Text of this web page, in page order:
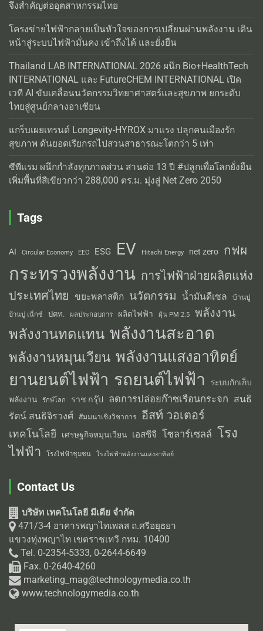
จึงสำคัญต่ออุตสาหกรรมไทย
โครงข่ายไฟฟ้ากลายเป็นหัวใจของการเปลี่ยนผ่านพลังงาน เดิน
หน้าสู่ระบบไฟฟ้ามั่นคง เข้าถึงได้ และยั่งยืน
Thailand LAB INTERNATIONAL 2026 ผนึก Bio+HealthTech
INTERNATIONAL และ FutureCHEM INTERNATIONAL เปิด
เวที AI ขับเคลื่อนนวัตกรรมวิทยาศาสตร์และสุขภาพ ยกระดับ
ไทยสู่ศูนย์กลางอาเซียน
แกร็บเผยเทรนด์ Longevity-HYROX มาแรง ปลุกคนเมืองรัก
สุขภาพ ดันยอดเรียกรถไปสวนสาธารณะโตกว่า 5 เท่า
ซีพีแรม ผนึกกำลังทุกภาคส่วน สานต่อ 13 ปี #ปลูกเพื่อโลกยั่งยืน
เพิ่มพื้นที่สีเขียวกว่า 288,000 ตร.ม. มุ่งสู่ Net Zero 2050
Tags
AI Circular Economy EEC ESG EV Hitachi Energy net zero กฟผ
กระทรวงพลังงาน การไฟฟ้าฝ่ายผลิตแห่ง
ประเทศไทย
ขยะพลาสติก นวัตกรรม น้ำมันดีเซล บ้านปู
บ้านปู เน็กซ์ ปตท. ผลประกอบการ ผลิตไฟฟ้า ฝุ่น PM 2.5 พลังงาน
พลังงานทดแทน พลังงานสะอาด
พลังงานหมุนเวียน พลังงานแสงอาทิตย์
ยานยนต์ไฟฟ้า รถยนต์ไฟฟ้า
ระบบกักเก็บ
พลังงาน
รักษ์โลก ราช กรุ๊ป ลดการปล่อยก๊าซเรือนกระจก สนธิ
รัตน์ สนธิจิรวงศ์
สัมมนาเชิงวิชาการ อีสท์ วอเตอร์
เทคโนโลยี เศรษฐกิจหมุนเวียน เอสซีจี โซลาร์เซลล์ โรง
ไฟฟ้า
โรงไฟฟ้าชุมชน โรงไฟฟ้าพลังงานแสงอาทิตย์
Contact Us
บริษัท เทคโนโลยี มีเดีย จำกัด
471/3-4 อาคารพญาไทเพลส ถ.ศรีอยุธยา
แขวงทุ่งพญาไท เขตราชเทวี กทม. 10400
Tel. 0-2354-5333, 0-2644-6649
Fax. 0-2640-4260
marketing_mag@technologymedia.co.th
www.technologymedia.co.th